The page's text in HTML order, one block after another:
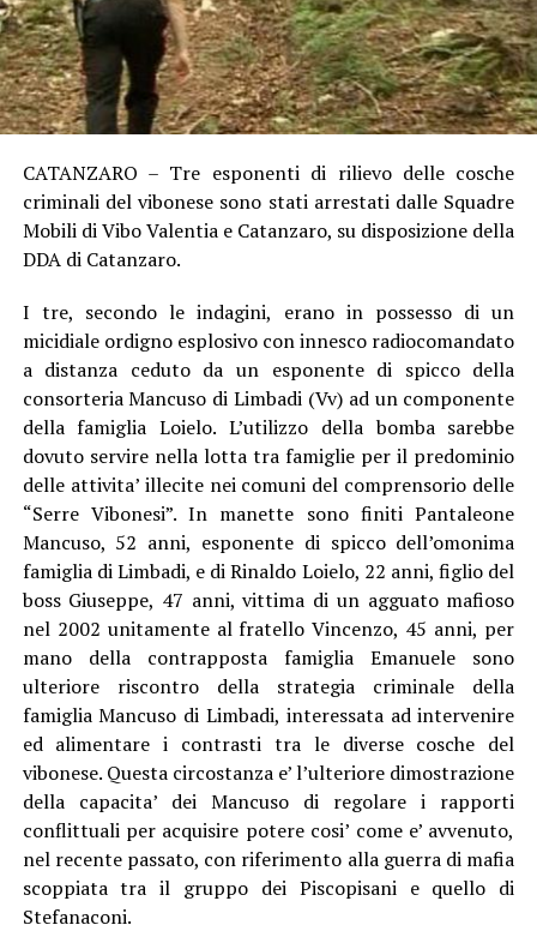
CATANZARO – Tre esponenti di rilievo delle cosche
criminali del vibonese sono stati arrestati dalle Squadre
Mobili di Vibo Valentia e Catanzaro, su disposizione della
DDA di Catanzaro.
I tre, secondo le indagini, erano in possesso di un
micidiale ordigno esplosivo con innesco radiocomandato
a distanza ceduto da un esponente di spicco della
consorteria Mancuso di Limbadi (Vv) ad un componente
della famiglia Loielo. L’utilizzo della bomba sarebbe
dovuto servire nella lotta tra famiglie per il predominio
delle attivita’ illecite nei comuni del comprensorio delle
“Serre Vibonesi”. In manette sono finiti Pantaleone
Mancuso, 52 anni, esponente di spicco dell’omonima
famiglia di Limbadi, e di Rinaldo Loielo, 22 anni, figlio del
boss Giuseppe, 47 anni, vittima di un agguato mafioso
nel 2002 unitamente al fratello Vincenzo, 45 anni, per
mano della contrapposta famiglia Emanuele sono
ulteriore riscontro della strategia criminale della
famiglia Mancuso di Limbadi, interessata ad intervenire
ed alimentare i contrasti tra le diverse cosche del
vibonese. Questa circostanza e’ l’ulteriore dimostrazione
della capacita’ dei Mancuso di regolare i rapporti
conflittuali per acquisire potere cosi’ come e’ avvenuto,
nel recente passato, con riferimento alla guerra di mafia
scoppiata tra il gruppo dei Piscopisani e quello di
Stefanaconi.